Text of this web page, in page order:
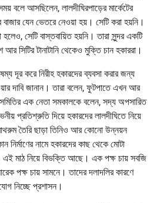
বলে আসছিলেন, লালদীঘিরপাড়ের মার্কেটের
যেন ভেতরে নেওয়া হয়। সেটি করা হয়নি।
হলেও, সেটি বাস্তবায়িত হয়নি। তারা সুন্দর একটি
সিটির টানাটানি থেকেও মুক্তি চান হকাররা।
দূর করে নিরীহ হকারদের ব্যবসা করার জন্য
দাবি জানান। তারা বলেন, ফুটপাতে এখন আর
এক নেতা সমকালকে বলেন, সদ্য অপসারিত
প্রতিশ্রুতি দিয়ে হকারদের লালদীঘিতে নিয়ে
তৈরি ছাড়া তিনিও আর কোনো উন্নয়ন
নামে হকারদের কাছ থেকে মোটা
মাঠ নিয়ে বিভক্তি আছে। এক পক্ষ চায় সবজি
পক্ষ চায় সামনে। তাদের দলাদলির কারণে
নিচ্ছে প্রশাসন।